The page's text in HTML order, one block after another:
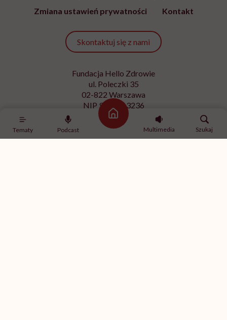
Tematy Podcast
Strona główna
Multimedia
Szukaj
Zmiana ustawień prywatności
Kontakt
Skontaktuj się z nami
Fundacja Hello Zdrowie
ul. Poleczki 35
02-822 Warszawa
NIP 9512613236
Kontakt z redakcją
redakcja@hellozdrowie.pl